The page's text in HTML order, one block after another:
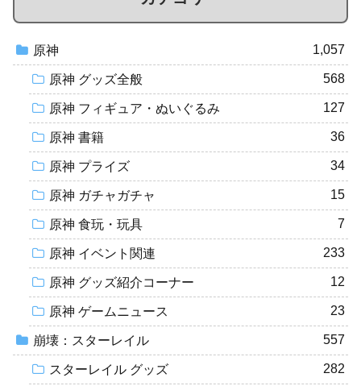
原神 1,057
原神 グッズ全般 568
原神 フィギュア・ぬいぐるみ 127
原神 書籍 36
原神 プライズ 34
原神 ガチャガチャ 15
原神 食玩・玩具 7
原神 イベント関連 233
原神 グッズ紹介コーナー 12
原神 ゲームニュース 23
崩壊：スターレイル 557
スターレイル グッズ 282